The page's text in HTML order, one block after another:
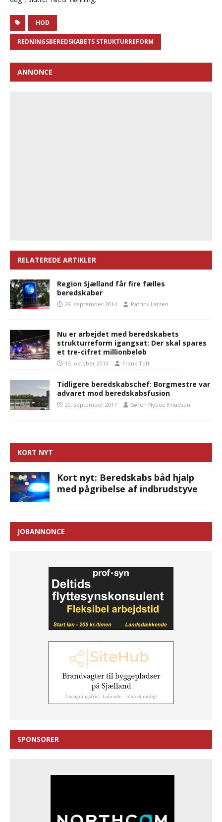
HOD
REDNINGSBEREDSKABETS STRUKTURREFORM
ANNONCE
RELATEREDE ARTIKLER
Region Sjælland får fire fælles
beredskaber
29. september 2014 Patrick Larsen
Nu er arbejdet med beredskabets
strukturreform igangsat: Der skal spares
et tre-cifret millionbeløb
13. oktober 2013 Frank Toft
Tidligere beredskabschef: Borgmestre var
advaret mod beredskabsfusion
20. september 2017 Søren Nyboe Knudsen
KORT NYT
Kort nyt: Beredskabs båd hjalp
med pågribelse af indbrudstyve
JOBANNONCE
SPONSORER